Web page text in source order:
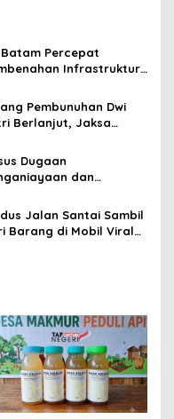
Batam Percepat
Infrastruktur
Dukung Pertumbuhan
Pembunuhan Dwi
Berlanjut, Jaksa
Pembuktian
Dugaan
dan
BP Batam Masuki
Lanjutan Proses
Jalan Santai Sambil
Barang di Mobil Viral